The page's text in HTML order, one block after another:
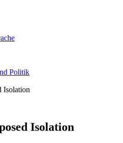
Politik
Isolation
Isolation